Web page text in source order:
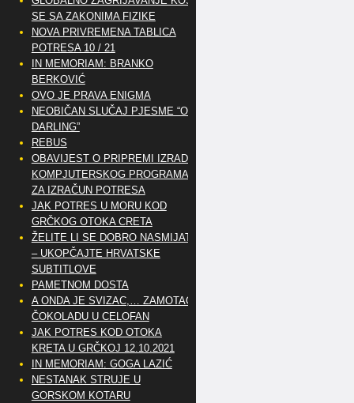
SE SA ZAKONIMA FIZIKE
NOVA PRIVREMENA TABLICA
POTRESA 10 / 21
IN MEMORIAM: BRANKO
BERKOVIĆ
OVO JE PRAVA ENIGMA
NEOBIČAN SLUČAJ PJESME “OH
DARLING”
REBUS
OBAVIJEST O PRIPREMI IZRADE
KOMPJUTERSKOG PROGRAMA
ZA IZRAČUN POTRESA
JAK POTRES U MORU KOD
GRČKOG OTOKA CRETA
ŽELITE LI SE DOBRO NASMIJATI
– UKOPČAJTE HRVATSKE
SUBTITLOVE
PAMETNOM DOSTA
A ONDA JE SVIZAC,… ZAMOTAO
ČOKOLADU U CELOFAN
JAK POTRES KOD OTOKA
KRETA U GRČKOJ 12.10.2021
IN MEMORIAM: GOGA LAZIĆ
NESTANAK STRUJE U
GORSKOM KOTARU